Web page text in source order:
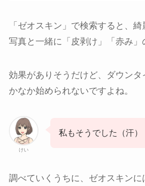
「ゼオスキン」で検索すると、
写真と一緒に「皮剥け」「赤み」
効果がありそうだけど、ダウンタ
かなか始められないですよね。
けい
私もそうでした（汗）
調べていくうちに、ゼオスキンに